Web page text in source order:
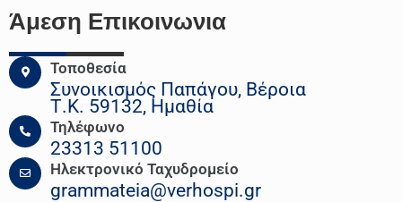
Άμεση Επικοινωνια
Τοποθεσία
Συνοικισμός Παπάγου, Βέροια
Τ.Κ. 59132, Ημαθία
Τηλέφωνο
23313 51100
Ηλεκτρονικό Ταχυδρομείο
grammateia@verhospi.gr